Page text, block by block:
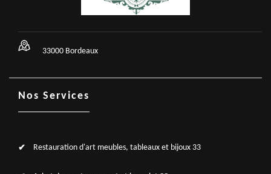
33000 Bordeaux
Nos Services
Restauration d'art meubles, tableaux et bijoux 33